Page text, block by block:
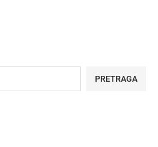
PRETRAGA